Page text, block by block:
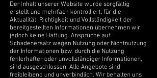
Der Inhalt unserer Website wurde sorgfältig
erstellt und mehrfach kontrolliert, für die
Aktualität, Richtigkeit und Vollständigkeit der
bereitgestellten Informationen übernehmen wir
jedoch keine Haftung. Ansprüche auf
Schadenersatz wegen Nutzung oder Nichtnutzung
der Informationen bzw. durch die Nutzung
fehlerhafter oder unvollständiger Informationen,
sind ausgeschlossen. Alle Angebote sind
freibleibend und unverbindlich. Wir behalten uns